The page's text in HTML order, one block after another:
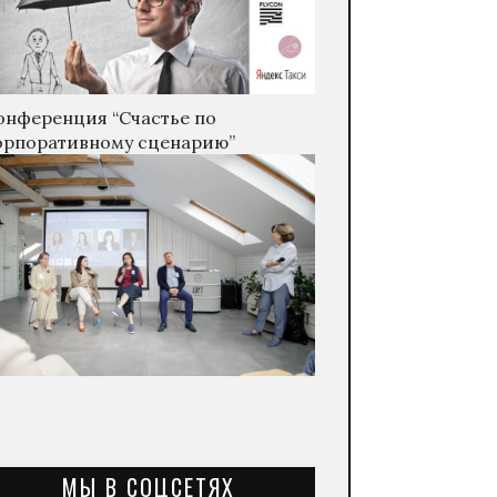
“Счастье по
сценарию”
МЫ В СОЦСЕТЯХ